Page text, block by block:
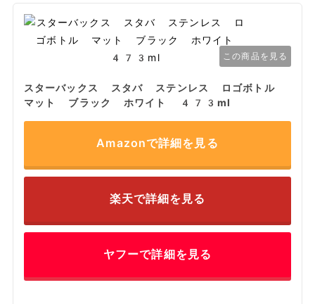
この商品を見る
スターバックス スタバ ステンレス ロゴボトル
マット ブラック ホワイト 473ml
Amazonで詳細を見る
楽天で詳細を見る
ヤフーで詳細を見る